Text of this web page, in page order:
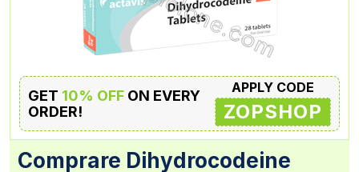
GET 10% OFF ON EVERY
ORDER!
APPLY CODE
ZOPSHOP
Comprare Dihydrocodeine